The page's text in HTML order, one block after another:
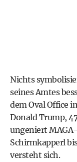
Nichts
seines Amtes
dem Oval Office
Donald Trump,
ungeniert
Schirmkapperl
versteht sich.